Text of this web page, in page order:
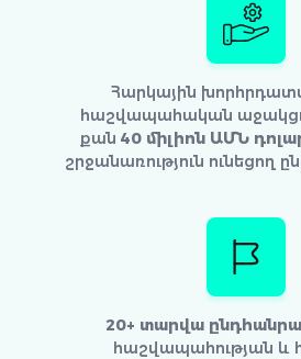
Հարկային
հաշվապահական
քան 40 միլիոն ԱՄՆ
շրջանառություն ունեցող
20+ տարվա
հաշվապահության և